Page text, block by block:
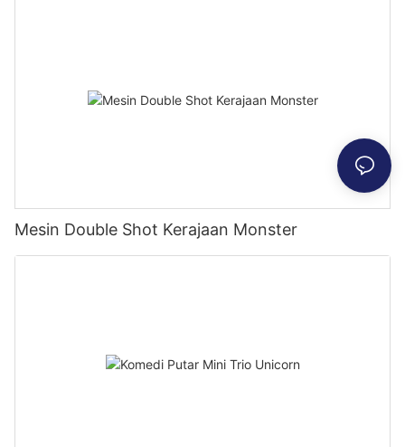
Mesin Double Shot Kerajaan Monster